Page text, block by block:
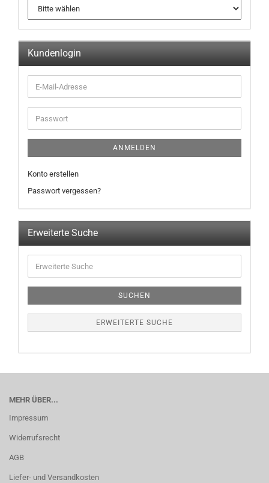
Kundenlogin
ANMELDEN
Konto erstellen
Passwort vergessen?
Erweiterte Suche
SUCHEN
ERWEITERTE SUCHE
MEHR ÜBER...
Impressum
Widerrufsrecht
AGB
Liefer- und Versandkosten